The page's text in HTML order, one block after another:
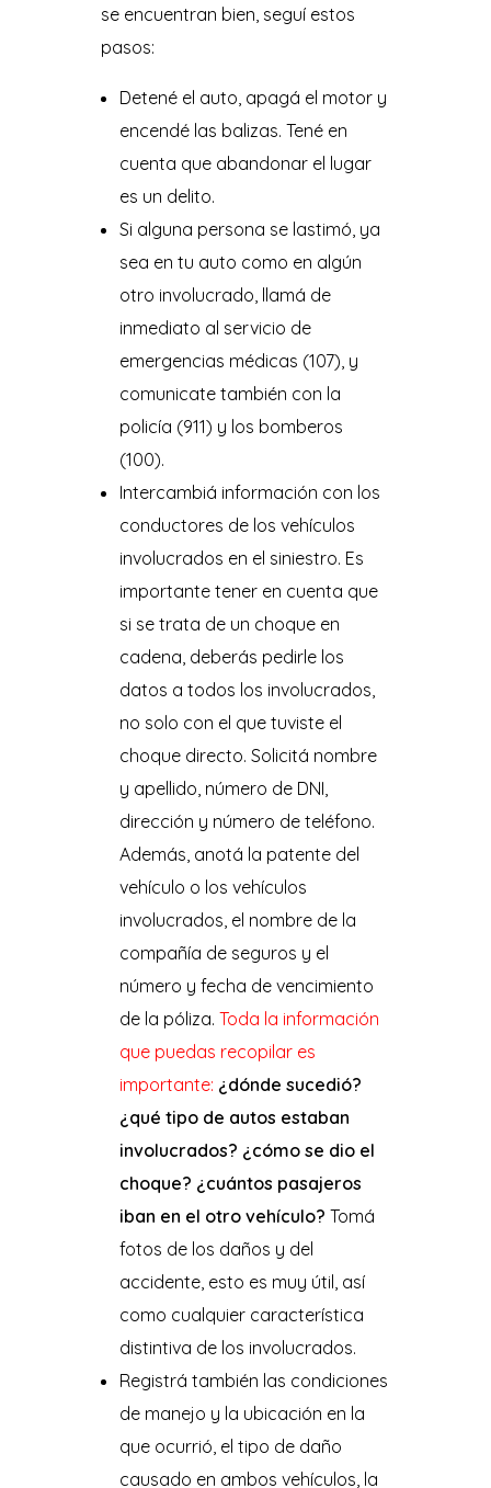
se encuentran bien, seguí estos
pasos:
Detené el auto, apagá el motor y
encendé las balizas. Tené en
cuenta que abandonar el lugar
es un delito.
Si alguna persona se lastimó, ya
sea en tu auto como en algún
otro involucrado, llamá de
inmediato al servicio de
emergencias médicas (107), y
comunicate también con la
policía (911) y los bomberos
(100).
Intercambiá información con los
conductores de los vehículos
involucrados en el siniestro. Es
importante tener en cuenta que
si se trata de un choque en
cadena, deberás pedirle los
datos a todos los involucrados,
no solo con el que tuviste el
choque directo. Solicitá nombre
y apellido, número de DNI,
dirección y número de teléfono.
Además, anotá la patente del
vehículo o los vehículos
involucrados, el nombre de la
compañía de seguros y el
número y fecha de vencimiento
de la póliza.Toda la información
que puedas recopilar es
importante: ¿dónde sucedió?
¿qué tipo de autos estaban
involucrados? ¿cómo se dio el
choque? ¿cuántos pasajeros
iban en el otro vehículo? Tomá
fotos de los daños y del
accidente, esto es muy útil, así
como cualquier característica
distintiva de los involucrados.
Registrá también las condiciones
de manejo y la ubicación en la
que ocurrió, el tipo de daño
causado en ambos vehículos, la